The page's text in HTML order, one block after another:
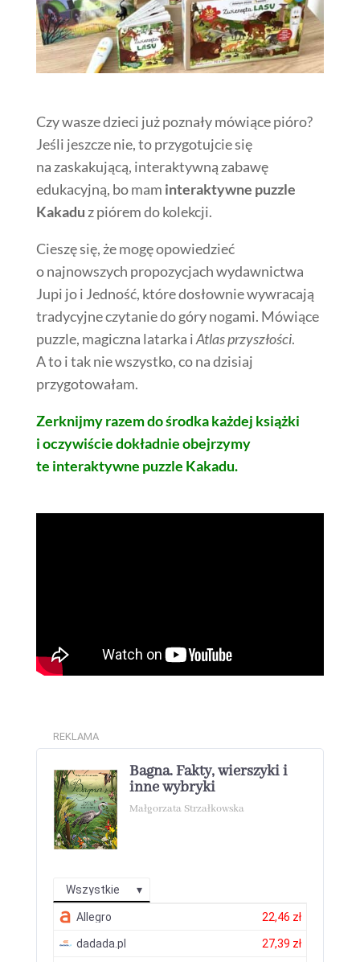
Czy wasze dzieci już poznały mówiące pióro?
Jeśli jeszcze nie, to przygotujcie się
na zaskakującą, interaktywną zabawę
edukacyjną, bo mam interaktywne puzzle
Kakadu z piórem do kolekcji.
Cieszę się, że mogę opowiedzieć
o najnowszych propozycjach wydawnictwa
Jupi jo i Jedność, które dosłownie wywracają
tradycyjne czytanie do góry nogami. Mówiące
puzzle, magiczna latarka iAtlas przyszłości.
A to i tak nie wszystko, co na dzisiaj
przygotowałam.
Zerknijmy razem do środka każdej książki
i oczywiście dokładnie obejrzymy
te interaktywne puzzle Kakadu.
REKLAMA
Bagna. Fakty, wierszyki i
inne wybryki
Małgorzata Strzałkowska
Wszystkie
Allegro 22,46 zł
dadada.pl 27,39 zł